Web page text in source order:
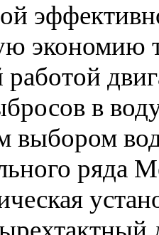
экономию
в
выбором
ряда